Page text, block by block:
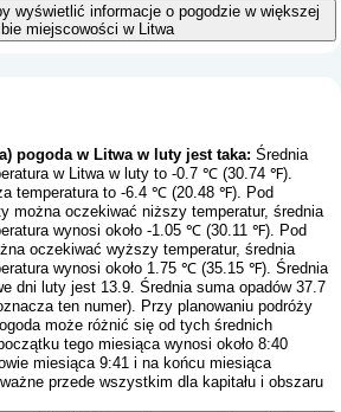
wyświetlić informacje o pogodzie w większej
miejscowości w Litwa
pogoda w Litwa w luty jest taka: Średnia
w Litwa w luty to -0.7 ℃ (30.74 ℉).
temperatura to -6.4 ℃ (20.48 ℉). Pod
można oczekiwać niższy temperatur, średnia
wynosi około -1.05 ℃ (30.11 ℉). Pod
oczekiwać wyższy temperatur, średnia
wynosi około 1.75 ℃ (35.15 ℉). Średnia
dni luty jest 13.9. Średnia suma opadów 37.7
ten numer). Przy planowaniu podróży
może różnić się od tych średnich
tego miesiąca wynosi około 8:40
miesiąca 9:41 i na końcu miesiąca
przede wszystkim dla kapitału i obszaru